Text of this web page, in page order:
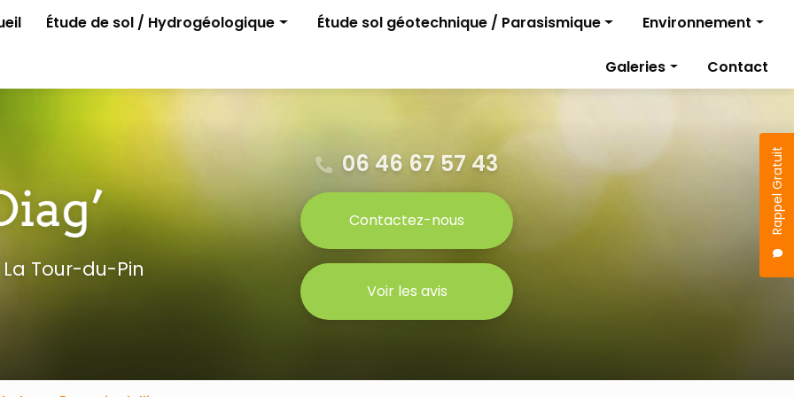
Rappel Gratuit
Étude de sol / Hydrogéologique
Permis d'aménager
Étude sol géotechnique / Parasismique
G2 avant projet
Étude G0
Environnement
Diagnostics
Gestion des travaux
Galeries Contact
Tour-du-Pin
06 46 67 57 43
Contactez-nous
Voir les avis